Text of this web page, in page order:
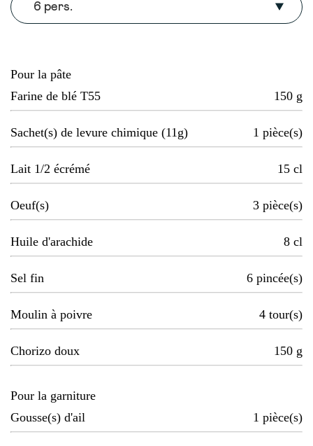
6 pers.
Pour la pâte
Farine de blé T55
150 g
Sachet(s) de levure chimique (11g) 1 pièce(s)
Lait 1/2 écrémé 15 cl
Oeuf(s) 3 pièce(s)
Huile d'arachide 8 cl
Sel fin 6 pincée(s)
Moulin à poivre 4 tour(s)
Chorizo doux 150 g
Pour la garniture
Gousse(s) d'ail
1 pièce(s)